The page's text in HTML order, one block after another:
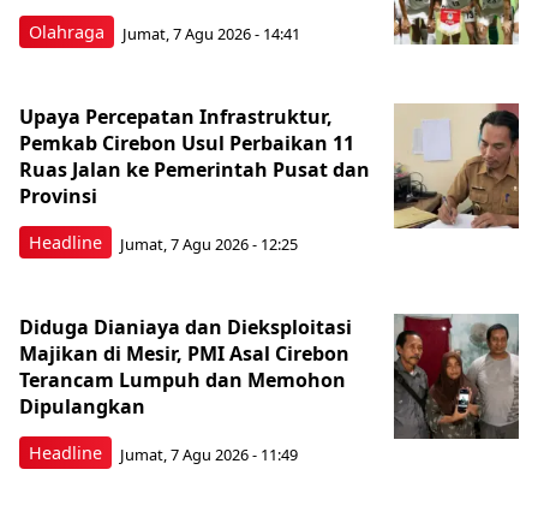
Olahraga Jumat, 7 Agu 2026 - 14:41
Headline
Upaya Percepatan Infrastruktur,
Pemkab Cirebon Usul Perbaikan 11
Ruas Jalan ke Pemerintah Pusat dan
Provinsi
Jumat, 7 Agu 2026 - 12:25
Headline
Diduga Dianiaya dan Dieksploitasi
Majikan di Mesir, PMI Asal Cirebon
Terancam Lumpuh dan Memohon
Dipulangkan
Jumat, 7 Agu 2026 - 11:49